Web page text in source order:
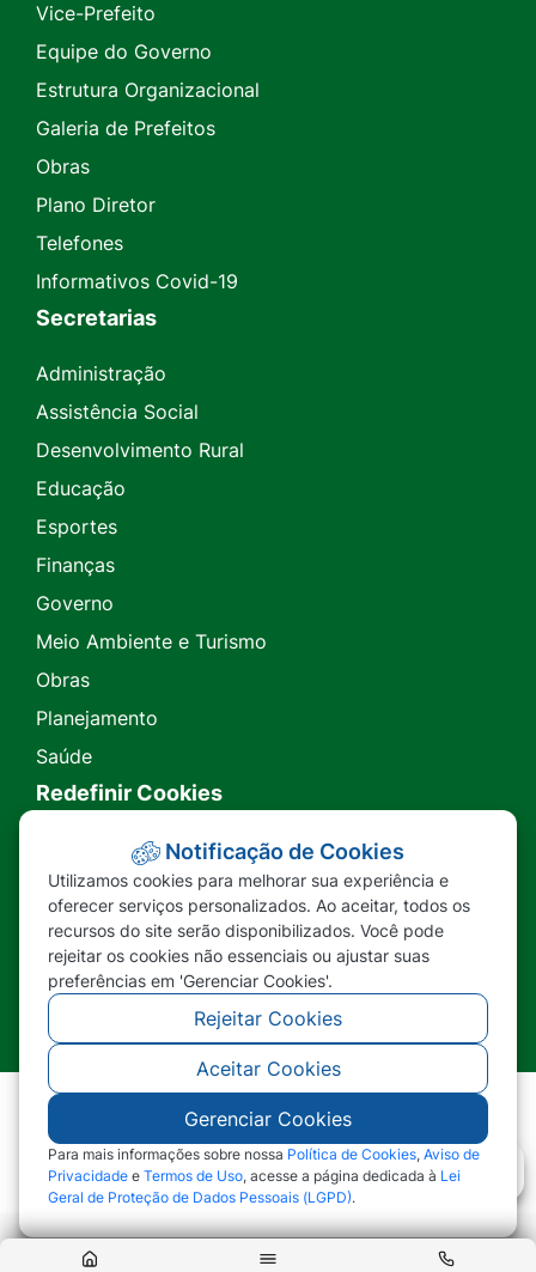
Vice-Prefeito
Equipe do Governo
Estrutura Organizacional
Galeria de Prefeitos
Obras
Plano Diretor
Telefones
Informativos Covid-19
Secretarias
Administração
Assistência Social
Desenvolvimento Rural
Educação
Esportes
Finanças
Governo
Meio Ambiente e Turismo
Obras
Planejamento
Saúde
Redefinir Cookies
Transparência
Ouvidoria
SIC
©2026 - Prefeitura Municipal de Nova Lacerda -
MT - Todos os direitos reservados
Notificação de Cookies
Utilizamos cookies para melhorar sua experiência e
oferecer serviços personalizados. Ao aceitar, todos os
recursos do site serão disponibilizados. Você pode
rejeitar os cookies não essenciais ou ajustar suas
preferências em 'Gerenciar Cookies'.
Rejeitar Cookies
Aceitar Cookies
Gerenciar Cookies
Para mais informações sobre nossa Política de Cookies, Aviso de
Privacidade e Termos de Uso, acesse a página dedicada à Lei
Geral de Proteção de Dados Pessoais (LGPD).